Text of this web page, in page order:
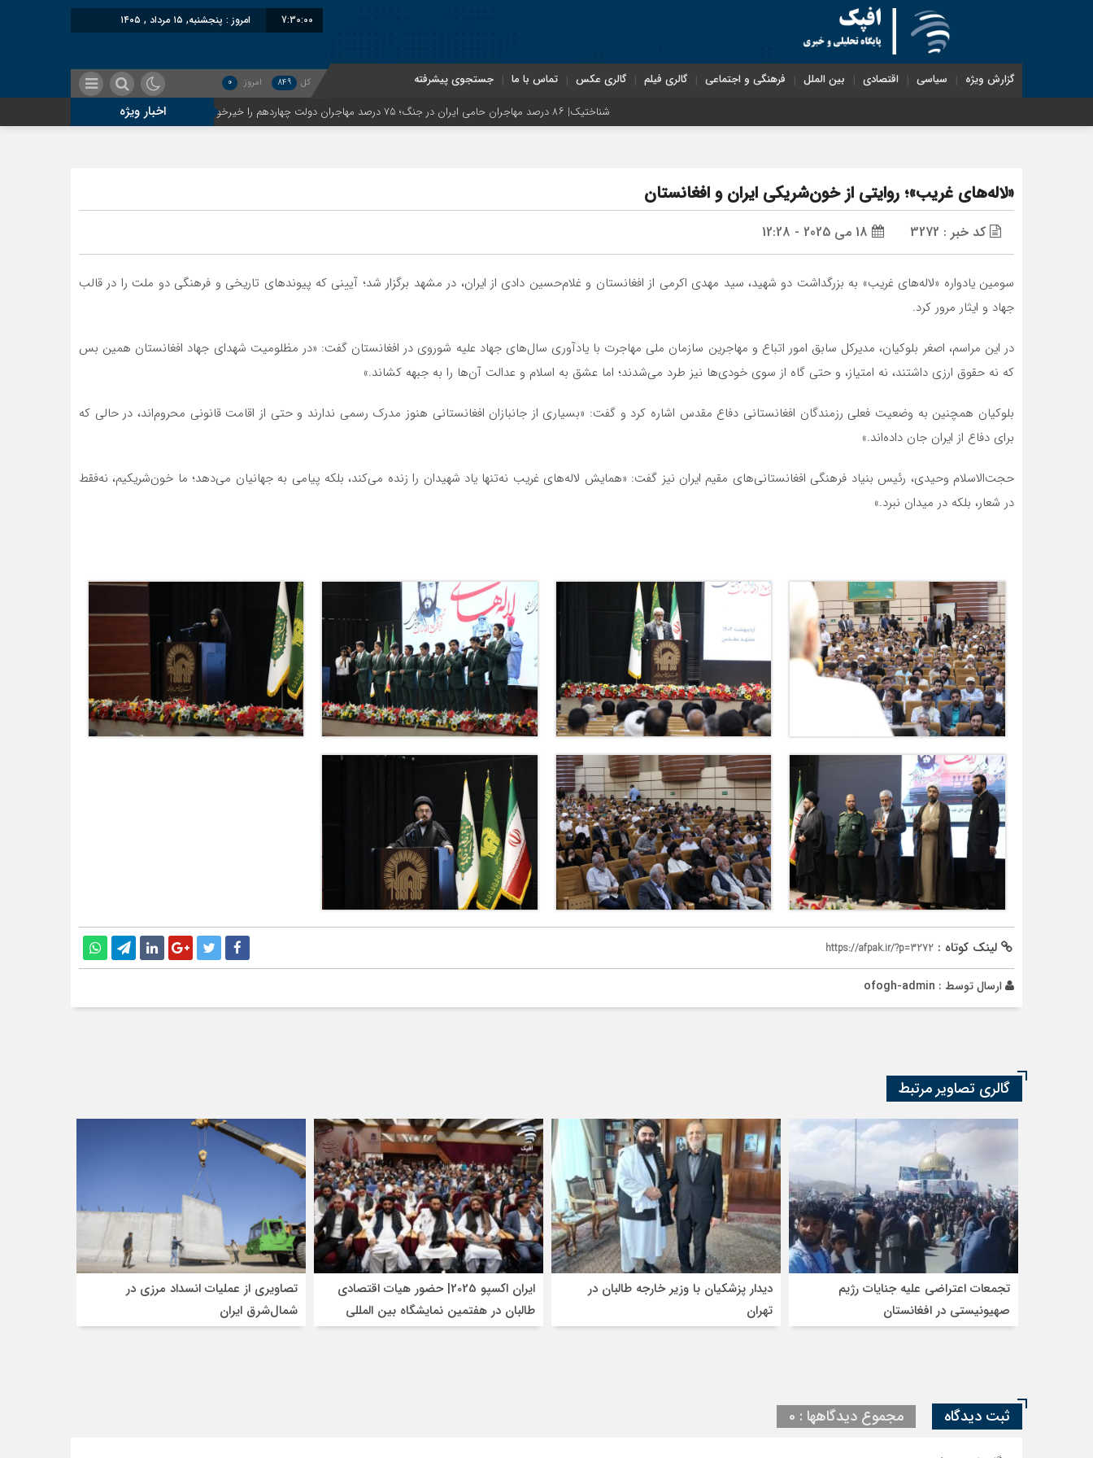
7:30:01 امروز : پنجشنبه, ۱۵ مرداد , ۱۴۰۵
گزارش ویژه سیاسی اقتصادی بین الملل فرهنگی و اجتماعی گالری فیلم گالری عکس تماس با ما جستجوی پیشرفته کل 849 امروز 0
اخبار ویژه
معاون سنای روسیه: حکم لاهه علیه
«لاله‌های غریب»؛ روایتی از خون‌شریکی ایران و افغانستان
کد خبر : 3272
سومین یادواره «لاله‌های غریب» به بزرگداشت دو شهید، سید مهدی اکرمی از افغانستان و غلام‌حسین دادی از ایران، در مشهد برگزار شد؛ آیینی که پیوندهای تاریخی و فرهنگی دو ملت را در قالب
جهاد و ایثار مرور کرد.
در این مراسم، اصغر بلوکیان، مدیرکل سابق امور اتباع و مهاجرین سازمان ملی مهاجرت با یادآوری سال‌های جهاد علیه شوروی در افغانستان گفت: «در مظلومیت شهدای جهاد افغانستان همین بس
که نه حقوق ارزی داشتند، نه امتیاز، و حتی گاه از سوی خودی‌ها نیز طرد می‌شدند؛ اما عشق به اسلام و عدالت آن‌ها را به جبهه کشاند.»
بلوکیان همچنین به وضعیت فعلی رزمندگان افغانستانی دفاع مقدس اشاره کرد و گفت: «بسیاری از جانبازان افغانستانی هنوز مدرک رسمی ندارند و حتی از اقامت قانونی محروم‌اند، در حالی که
برای دفاع از ایران جان داده‌اند.»
حجت‌الاسلام وحیدی، رئیس بنیاد فرهنگی افغانستانی‌های مقیم ایران نیز گفت: «همایش لاله‌های غریب نه‌تنها یاد شهیدان را زنده می‌کند، بلکه پیامی به جهانیان می‌دهد؛ ما خون‌شریکیم، نه‌فقط
در شعار، بلکه در میدان نبرد.»
لینک کوتاه : https://afpak.ir/?p=3272
ارسال توسط : ofogh-admin
گالری تصاویر مرتبط
تجمعات اعتراضی علیه جنایات رژیم
صهیونیستی در افغانستان
دیدار پزشکیان با وزیر خارجه طالبان در
تهران
ایران اکسپو 2025| حضور هیات اقتصادی
طالبان در هفتمین نمایشگاه بین المللی
توانمندی‌های صادراتی ایران
تصاویری از عملیات انسداد مرزی در
شمال‌شرق ایران
ثبت دیدگاه مجموع دیدگاهها : 0